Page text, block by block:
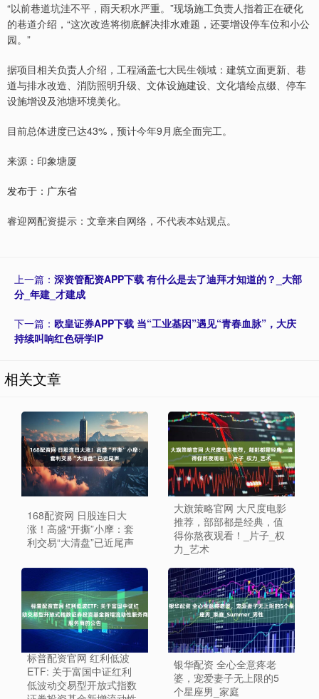
“以前巷道坑洼不平，雨天积水严重。”现场施工负责人指着正在硬化
的巷道介绍，“这次改造将彻底解决排水难题，还要增设停车位和小公
园。”
据项目相关负责人介绍，工程涵盖七大民生领域：建筑立面更新、巷
道与排水改造、消防照明升级、文体设施建设、文化墙绘点缀、停车
设施增设及池塘环境美化。
目前总体进度已达43%，预计今年9月底全面完工。
来源：印象塘厦
发布于：广东省
睿迎网配资提示：文章来自网络，不代表本站观点。
上一篇： 深资管配资APP下载 有什么是去了迪拜才知道的？_大部
分_年建_才建成
下一篇： 欧皇证券APP下载 当“工业基因”遇见“青春血脉”，大庆
持续叫响红色研学IP
相关文章
168配资网 日股连日大
涨！高盛“开撕”小摩：套
利交易“大清盘”已近尾声
大旗策略官网 大尺度电影
推荐，部部都是经典，值
得你熬夜观看！_片子_权
力_艺术
标普配资官网 红利低波
ETF: 关于富国中证红利
低波动交易型开放式指数
银华配资 全心全意疼老
婆，宠爱妻子无上限的5
个星座男_家庭